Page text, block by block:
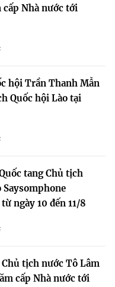
cấp Nhà nước tới
hội Trần Thanh Mẫn
Quốc hội Lào tại
tang Chủ tịch
Saysomphone
ngày 10 đến 11/8
tịch nước Tô Lâm
cấp Nhà nước tới